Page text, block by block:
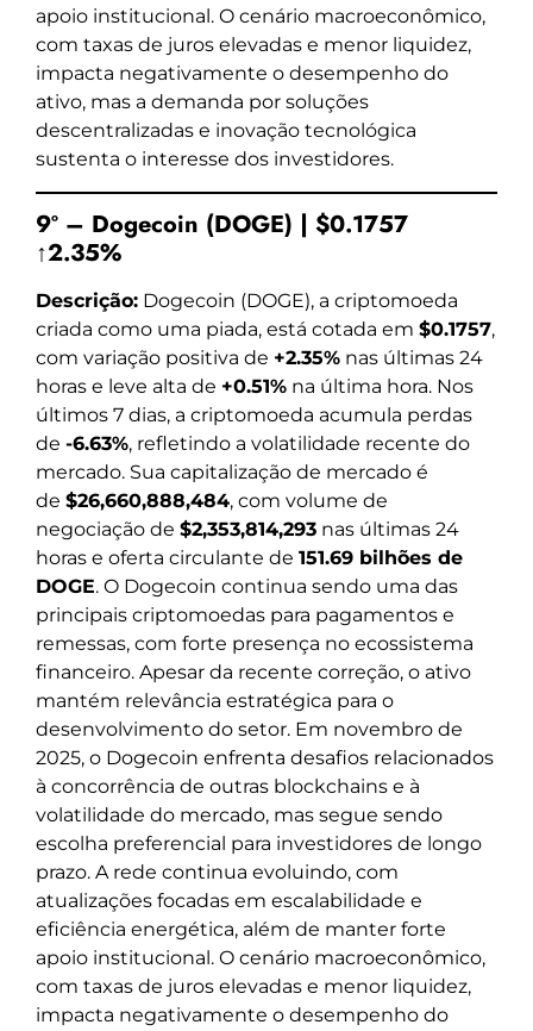
apoio institucional. O cenário macroeconômico,
com taxas de juros elevadas e menor liquidez,
impacta negativamente o desempenho do
ativo, mas a demanda por soluções
descentralizadas e inovação tecnológica
sustenta o interesse dos investidores.
9º – Dogecoin (DOGE) | $0.1757
↑2.35%
Descrição: Dogecoin (DOGE), a criptomoeda
criada como uma piada, está cotada em $0.1757,
com variação positiva de +2.35% nas últimas 24
horas e leve alta de +0.51% na última hora. Nos
últimos 7 dias, a criptomoeda acumula perdas
de -6.63%, refletindo a volatilidade recente do
mercado. Sua capitalização de mercado é
de $26,660,888,484, com volume de
negociação de $2,353,814,293 nas últimas 24
horas e oferta circulante de 151.69 bilhões de
DOGE. O Dogecoin continua sendo uma das
principais criptomoedas para pagamentos e
remessas, com forte presença no ecossistema
financeiro. Apesar da recente correção, o ativo
mantém relevância estratégica para o
desenvolvimento do setor. Em novembro de
2025, o Dogecoin enfrenta desafios relacionados
à concorrência de outras blockchains e à
volatilidade do mercado, mas segue sendo
escolha preferencial para investidores de longo
prazo. A rede continua evoluindo, com
atualizações focadas em escalabilidade e
eficiência energética, além de manter forte
apoio institucional. O cenário macroeconômico,
com taxas de juros elevadas e menor liquidez,
impacta negativamente o desempenho do